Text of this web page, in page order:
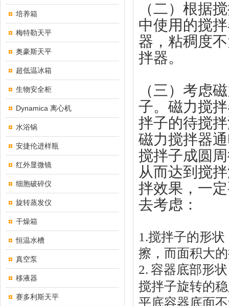
培养箱
梅特勒天平
奥豪斯天平
超低温冰箱
生物安全柜
Dynamica 离心机
水浴锅
安捷伦进样瓶
红外显微镜
细胞破碎仪
旋转蒸发仪
干燥箱
恒温水槽
真空泵
移液器
赛多利斯天平
（二）根据
中使用的搅
器，粘稠度
拌器。
（三）考虑
子。磁力搅
拌子的待搅
磁力搅拌器
搅拌子成圆
从而达到搅
拌效果，一
去考虑：
1.搅拌子的形
擦，而面积大
2. 容器底部形
搅拌子旋转的
平底容器底面